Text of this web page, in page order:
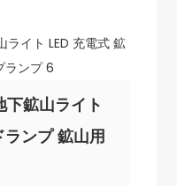
下鉱山ライト
ランプ 鉱山用